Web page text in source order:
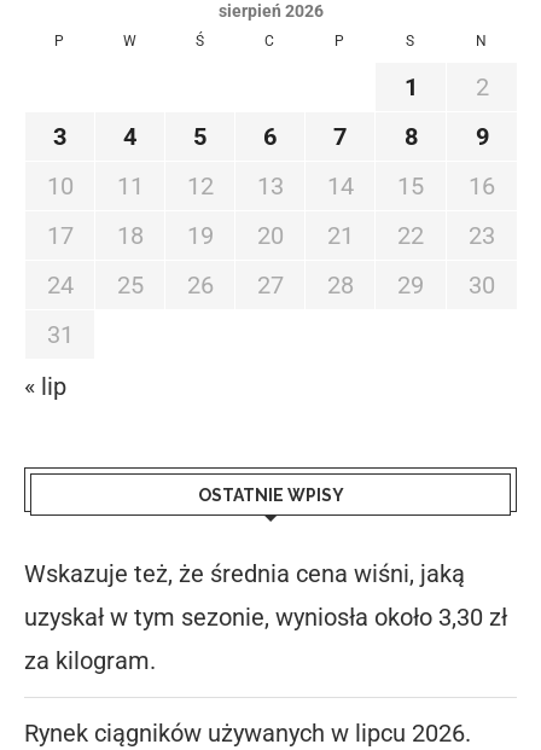
sierpień 2026
P W Ś C P S N
1
2
3
4 5 6 7 8
9
10
11 12 13 14 15
16
17
18 19 20 21 22
23
24
25 26 27 28 29
30
31
« lip
OSTATNIE WPISY
Wskazuje też, że średnia cena wiśni, jaką
uzyskał w tym sezonie, wyniosła około 3,30 zł
za kilogram.
Rynek ciągników używanych w lipcu 2026.